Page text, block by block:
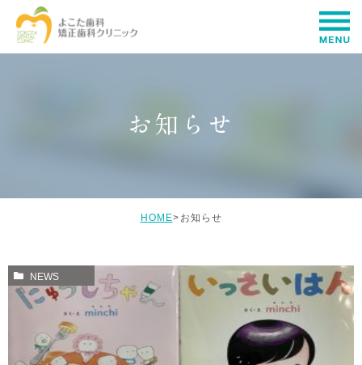
お知らせ
HOME> お知らせ
NEWS